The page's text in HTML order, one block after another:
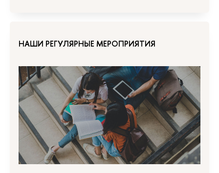
НАШИ РЕГУЛЯРНЫЕ МЕРОПРИЯТИЯ